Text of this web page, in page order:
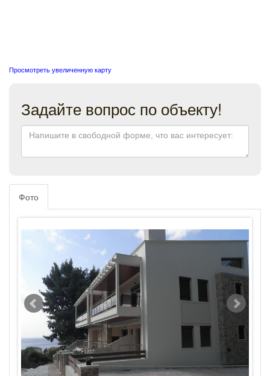
Просмотреть увеличенную карту
Задайте вопрос по объекту!
Фото